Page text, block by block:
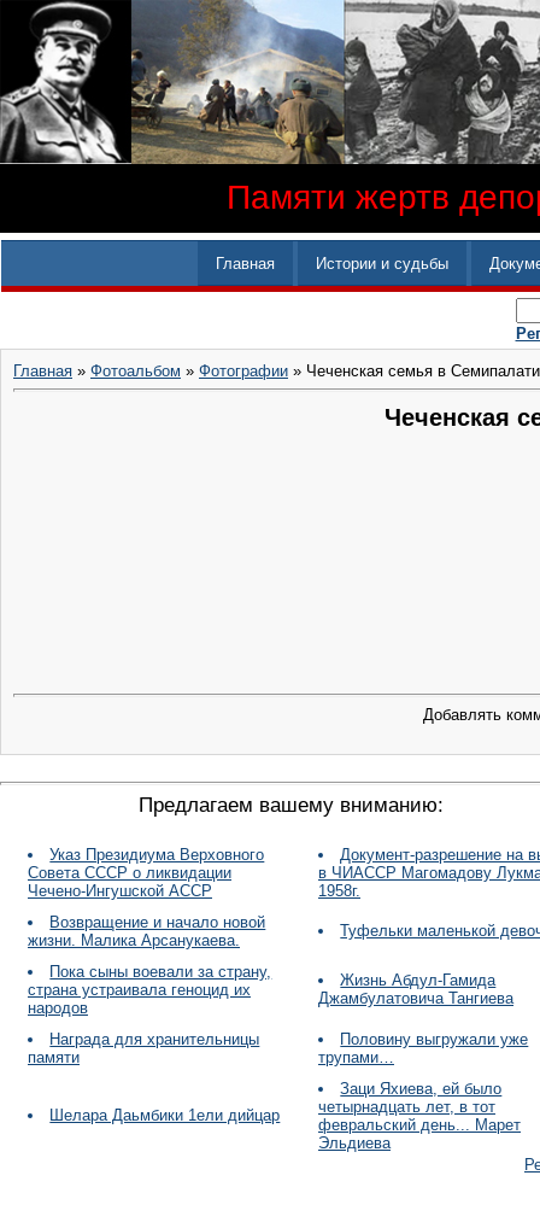
Памяти жертв
Главная Истории и судьбы
Главная » Фотоальбом » Фотографии » Чеченская семья в
Чеченская
Добавлять
Предлагаем вашему вниманию:
Указ Президиума Верховного
Совета СССР о ликвидации
Чечено-Ингушской АССР
Документ-разрешение на
в ЧИАССР Магомадову
1958г.
Возвращение и начало новой
жизни. Малика Арсанукаева.
Туфельки маленькой
Пока сыны воевали за страну,
страна устраивала геноцид их
народов
Жизнь Абдул-Гамида
Джамбулатовича Тангиева
Награда для хранительницы
памяти
Половину выгружали уже
трупами…
Шелара Даьмбики 1ели дийцар
Заци Яхиева, ей было
четырнадцать лет, в тот
февральский день... Марет
Эльдиева